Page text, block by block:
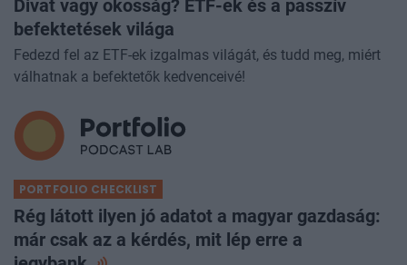
Divat vagy okosság? ETF-ek és a passzív
befektetések világa
Fedezd fel az ETF-ek izgalmas világát, és tudd meg, miért
válhatnak a befektetők kedvenceivé!
PORTFOLIO CHECKLIST
Rég látott ilyen jó adatot a magyar gazdaság:
már csak az a kérdés, mit lép erre a